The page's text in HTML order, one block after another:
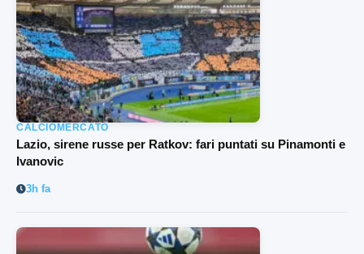
CALCIOMERCATO
Lazio, sirene russe per Ratkov: fari puntati su Pinamonti e
Ivanovic
3h fa